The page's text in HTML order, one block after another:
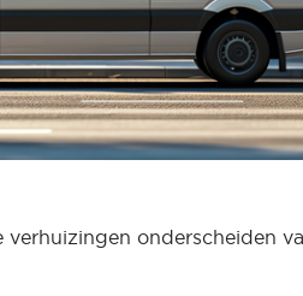
onderscheiden